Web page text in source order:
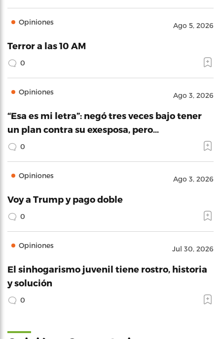
Opiniones Ago 5, 2026
Terror a las 10 AM
0
Opiniones Ago 3, 2026
“Esa es mi letra”: negó tres veces bajo tener
un plan contra su exesposa, pero…
0
Opiniones Ago 3, 2026
Voy a Trump y pago doble
0
Opiniones Jul 30, 2026
El sinhogarismo juvenil tiene rostro, historia
y solución
0